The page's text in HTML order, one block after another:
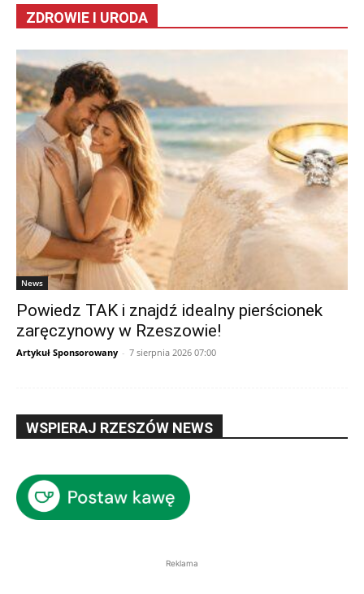
ZDROWIE I URODA
News
Powiedz TAK i znajdź idealny pierścionek
zaręczynowy w Rzeszowie!
Artykuł Sponsorowany - 7 sierpnia 2026 07:00
WSPIERAJ RZESZÓW NEWS
Reklama